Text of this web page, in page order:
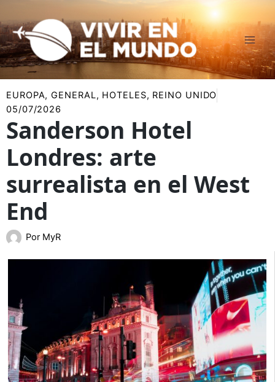
al
contenido
EUROPA,GENERAL, HOTELES, REINO UNIDO
05/07/2026
Sanderson Hotel
Londres: arte
surrealista en el West
End
Por MyR